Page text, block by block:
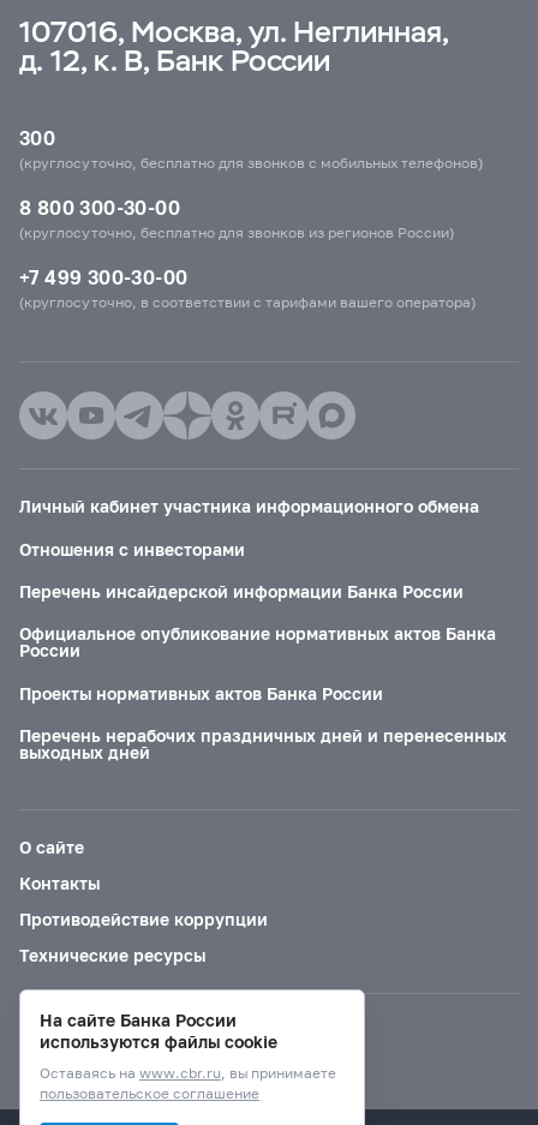
107016, Москва, ул. Неглинная,
д. 12, к. В, Банк России
300
(круглосуточно, бесплатно для звонков с мобильных телефонов)
8 800 300-30-00
(круглосуточно, бесплатно для звонков из регионов России)
+7 499 300-30-00
(круглосуточно, в соответствии с тарифами вашего оператора)
Личный кабинет участника информационного обмена
Отношения с инвесторами
Перечень инсайдерской информации Банка России
Официальное опубликование нормативных актов Банка
России
Проекты нормативных актов Банка России
Перечень нерабочих праздничных дней и перенесенных
выходных дней
О сайте
Контакты
Противодействие коррупции
Технические ресурсы
Версия для слабовидящих
На сайте Банка России
используются файлы cookie
Оставаясь на www.cbr.ru, вы принимаете
пользовательское соглашение